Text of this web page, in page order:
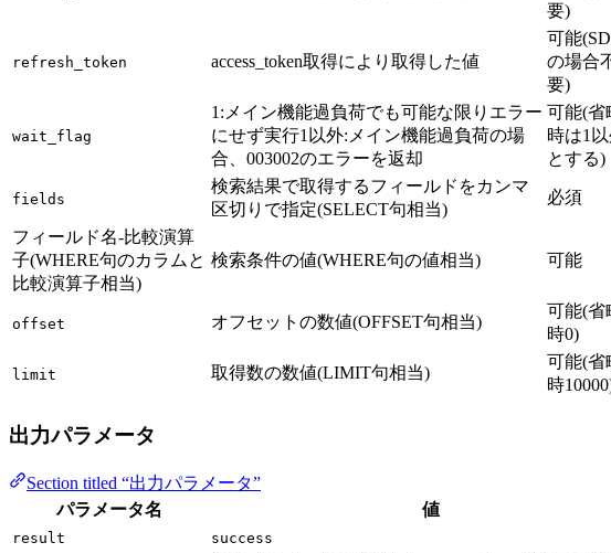
要)
refresh_token access_token取得により取得した値
可能
の場合
要)
wait_flag
1:メイン機能過負荷でも可能な限りエラー
にせず実行1以外:メイン機能過負荷の場
合、003002のエラーを返却
可能(省
時は1
とする)
fields
検索結果で取得するフィールドをカンマ
区切りで指定(SELECT句相当)
必須
フィールド名-比較演算
子(WHERE句のカラムと
比較演算子相当)
検索条件の値(WHERE句の値相当) 可能
offset オフセットの数値(OFFSET句相当)
可能(省
時0)
limit 取得数の数値(LIMIT句相当)
可能(省
時
出力パラメータ
Section titled “出力パラメータ”
パラメータ名
値
result success